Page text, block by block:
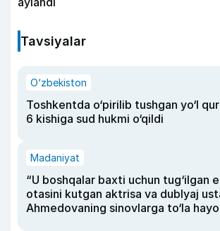
Tavsiyalar
O‘zbekiston
Toshkentda o‘pirilib tushgan yo‘l
6 kishiga sud hukmi o‘qildi
Madaniyat
“U boshqalar baxti uchun tug‘ilgan
otasini kutgan aktrisa va dublyaj
Ahmedovaning sinovlarga to‘la